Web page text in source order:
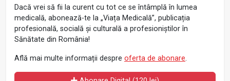
Dacă vrei să fii la curent cu tot ce se întâmplă în lumea
medicală, abonează-te la „Viața Medicală”, publicația
profesională, socială și culturală a profesioniștilor în
Sănătate din România!
Află mai multe informații despre oferta de abonare.